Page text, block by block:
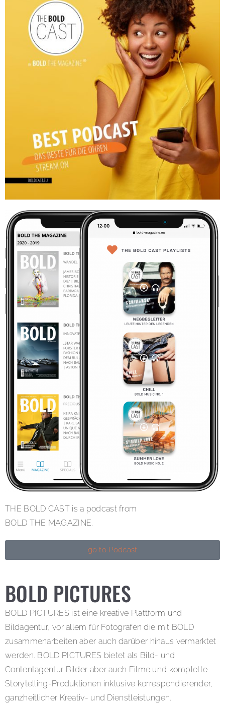
THE BOLD CAST is a podcast from
BOLD THE MAGAZINE.
go to Podcast
BOLD PICTURES
BOLD PICTURES ist eine kreative Plattform und
Bildagentur, vor allem für Fotografen die mit BOLD
zusammenarbeiten aber auch darüber hinaus vermarktet
werden. BOLD PICTURES bietet als Bild- und
Contentagentur Bilder aber auch Filme und komplette
Storytelling-Produktionen inklusive korrespondierender,
ganzheitlicher Kreativ- und Dienstleistungen.